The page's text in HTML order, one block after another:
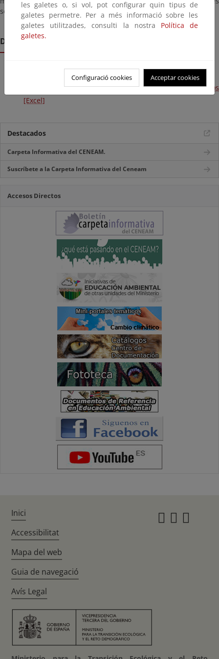
semestral.
Documentos:
Emisiones CENEAM
Plantilla para el cálculo de emisiones de centros educativos
[Excel]
Destacados
Carpeta Informativa del CENEAM.
Suscríbete a la Carpeta Informativa del Ceneam
Accesos Directos
les galetes o, si vol, pot configurar quin tipus de
galetes permetre. Per a més informació sobre les
galetes utilitzades, consulti la nostra Política de
galetes.
Configuració cookies Acceptar cookies
Inici
Accessibilitat
Mapa del web
Guia de navegació
Avís Legal